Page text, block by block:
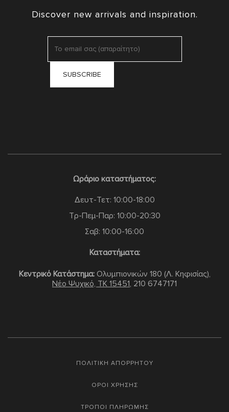
Discover new arrivals and inspiration.
Ωράριο καταστήματος:
Δευτ-Τετ: 10:00-18:00
Τρ-Πεμ-Παρ: 10:00-20:30
Σαβ: 10:00-16:00
Καταστήματα:
Κεντρικό Κατάστημα:Ολυμπιονικών 180 (Λ. Κηφισίας),
Νέο Ψυχικό, TK 15451, 210 6747171
ΠΟΛΙΤΙΚΗ ΑΠΟΡΡΗΤΟΥ
ΟΡΟΙ ΧΡΗΣΗΣ
ΤΡΟΠΟΙ ΠΛΗΡΩΜΗΣ